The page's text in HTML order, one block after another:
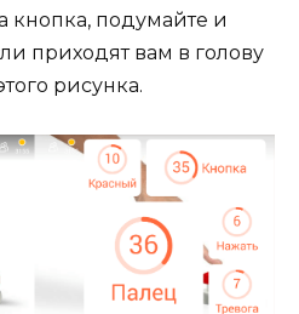
кнопка, подумайте и
приходят вам в голову
рисунка.